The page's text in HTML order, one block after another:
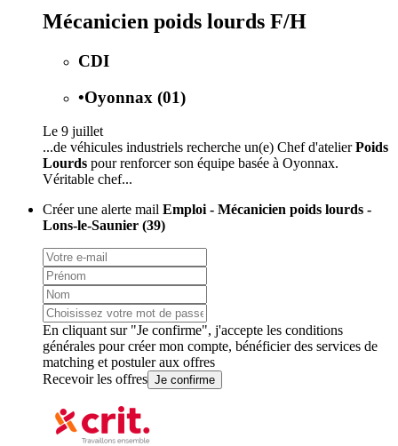
Mécanicien poids lourds F/H
CDI
•Oyonnax (01)
Le 9 juillet
...de véhicules industriels recherche un(e) Chef d'atelierPoids
Lourds pour renforcer son équipe basée à Oyonnax.
Véritable chef...
Créer une alerte mail Emploi - Mécanicien poids lourds -
Lons-le-Saunier (39)
En cliquant sur "Je confirme", j'accepte les conditions
générales pour créer mon compte, bénéficier des services de
matching et postuler aux offres
Recevoir les offres Je confirme